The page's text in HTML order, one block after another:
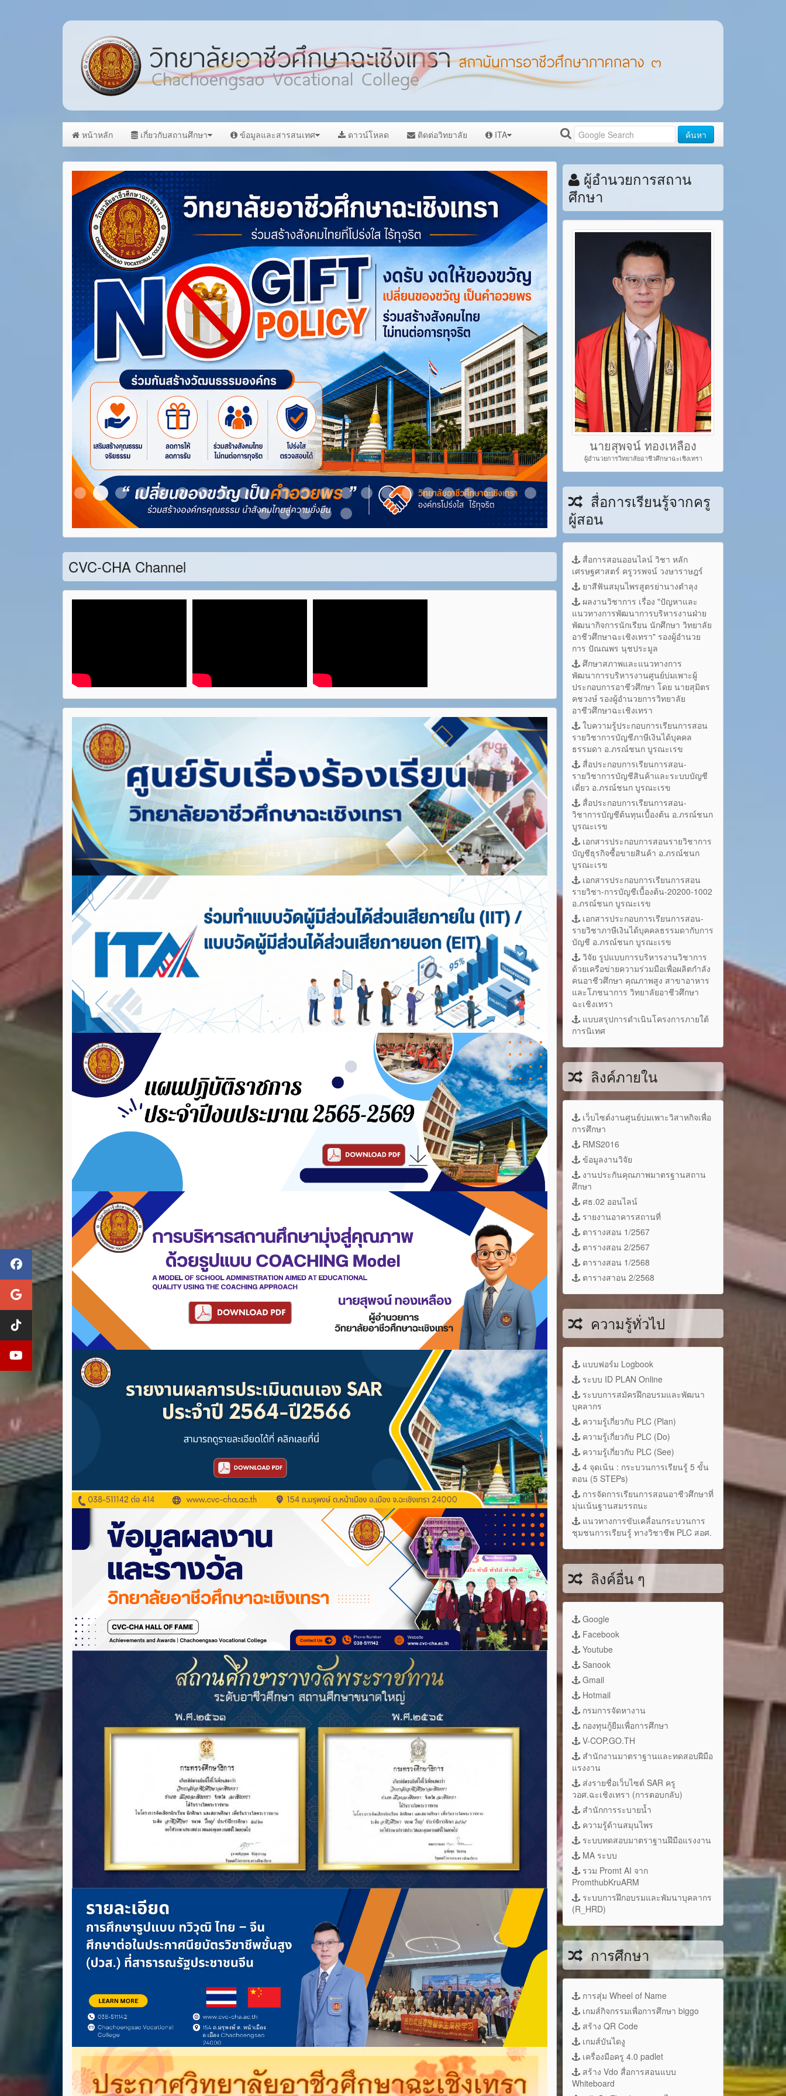
หน้าหลัก เกี่ยวกับสถานศึกษา ข้อมูลและสารสนเทศ ดาวน์โหลด ติดต่อวิทยาลัย ITA ค้นหา
Item 1Item 2Item 3Item 4Item 5Item 6Item 7Item 8Item 9Item 10Item 11Item 12Item 13Item 14Item 15Item 16Item 17Item 18Item 19Item 20Item 21Item 22Item 23
Item 24Item 25Item 26 Item 27 Item 28
CVC-CHA Channel
ผู้อำนวยการสถาน
ศึกษา
นายสุพจน์ ทองเหลือง
ผู้อำนวยการวิทยาลัยอาชีวศึกษาฉะเชิงเทรา
สื่อการเรียนรู้จากครู
ผู้สอน
สื่อการสอนออนไลน์ วิชา หลัก
เศรษฐศาสตร์ ครูวรพจน์ วงษาราษฎร์
ยาสีฟันสมุนไพรสูตรย่านางตำลุง
ผลงานวิชาการ เรื่อง "ปัญหาและ
แนวทางการพัฒนาการบริหารงานฝ่าย
พัฒนากิจการนักเรียน นักศึกษา วิทยาลัย
อาชีวศึกษาฉะเชิงเทรา" รองผู้อำนวย
การ ปัณณพร นุชประมูล
ศึกษาสภาพและแนวทางการ
พัฒนาการบริหารงานศูนย์บ่มเพาะผู้
ประกอบการอาชีวศึกษา โดย นายสุมิตร
คชวงษ์ รองผู้อำนวยการวิทยาลัย
อาชีวศึกษาฉะเชิงเทรา
ใบความรู้ประกอบการเรียนการสอน
รายวิชาการบัญชีภาษีเงินได้บุคคล
ธรรมดา อ.ภรณ์ชนก บูรณะเรข
สื่อประกอบการเรียนการสอน-
รายวิชาการบัญชีสินค้าและระบบบัญชี
เดี่ยว อ.ภรณ์ชนก บูรณะเรข
สื่อประกอบการเรียนการสอน-
วิชาการบัญชีต้นทุนเบื้องต้น อ.ภรณ์ชนก
บูรณะเรข
เอกสารประกอบการสอนรายวิชาการ
บัญชีธุรกิจซื้อขายสินค้า อ.ภรณ์ชนก
บูรณะเรข
เอกสารประกอบการเรียนการสอน
รายวิชา-การบัญชีเบื้องต้น-20200-1002
อ.ภรณ์ชนก บูรณะเรข
เอกสารประกอบการเรียนการสอน-
รายวิชาภาษีเงินได้บุคคลธรรมดากับการ
บัญชี อ.ภรณ์ชนก บูรณะเรข
วิจัย รูปแบบการบริหารงานวิชาการ
ด้วยเครือข่ายความร่วมมือเพื่อผลิตกำลัง
คนอาชีวศึกษา คุณภาพสูง สาขาอาหาร
และโภชนาการ วิทยาลัยอาชีวศึกษา
ฉะเชิงเทรา
แบบสรุปการดำเนินโครงการภายใต้
การนิเทศ
ลิงค์ภายใน
เว็บไซต์งานศูนย์บ่มเพาะวิสาหกิจเพื่อ
การศึกษา
RMS2016
ข้อมูลงานวิจัย
งานประกันคุณภาพมาตรฐานสถาน
ศึกษา
ศธ.02 ออนไลน์
รายงานอาคารสถานที่
ตารางสอน 1/2567
ตารางสอน 2/2567
ตารางสอน 1/2568
ตารางสาอน 2/2568
ความรู้ทั่วไป
แบบฟอร์ม Logbook
ระบบ ID PLAN Online
ระบบการสมัครฝึกอบรมและพัฒนา
บุคลากร
ความรู้เกี่ยวกับ PLC (Plan)
ความรู้เกี่ยวกับ PLC (Do)
ความรู้เกี่ยวกับ PLC (See)
4 จุดเน้น : กระบวนการเรียนรู้ 5 ขั้น
ตอน (5 STEPs)
การจัดการเรียนการสอนอาชีวศึกษาที่
มุ่นเน้นฐานสมรรถนะ
แนวทางการขับเคลื่อนกระบวนการ
ชุมชนการเรียนรู้ ทางวิชาชีพ PLC สอศ.
ลิงค์อื่น ๆ
Google
Facebook
Youtube
Sanook
Gmail
Hotmail
กรมการจัดหางาน
กองทุนกู้ยืมเพื่อการศึกษา
V-COP.GO.TH
สำนักงานมาตราฐานและทดสอบฝีมือ
แรงงาน
ส่งรายชื่อเว็บไซต์ SAR ครู
วอศ.ฉะเชิงเทรา (การตอบกลับ)
สำนักการระบายน้ำ
ความรู้ด้านสมุนไพร
ระบบทดสอบมาตราฐานฝึมือแรงงาน
MA ระบบ
รวม Promt AI จาก
PromthubKruARM
ระบบการฝึกอบรมและพัมนาบุคลากร
(R_HRD)
การศึกษา
การสุ่ม Wheel of Name
เกมส์กิจกรรมเพื่อการศึกษา biggo
สร้าง QR Code
เกมส์บันไดงู
เครื่องมือครู 4.0 padlet
สร้าง Vdo สื่อการสอนแบบ
Whiteboard